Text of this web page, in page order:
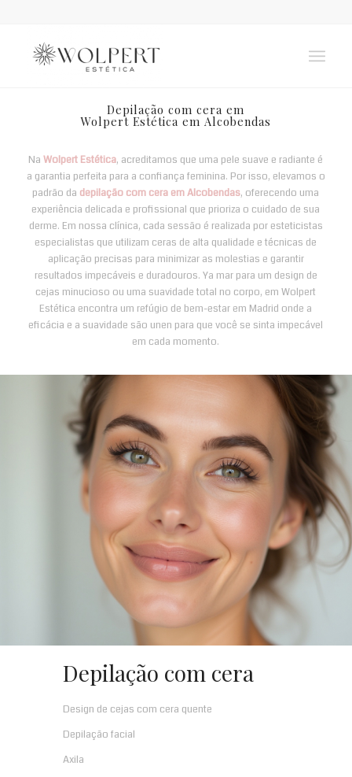
Depilação com cera em
Wolpert Estética em Alcobendas
NaWolpert Estética, acreditamos que uma pele suave e radiante é
a garantia perfeita para a confiança feminina. Por isso, elevamos o
padrão da depilação com cera em Alcobendas, oferecendo uma
experiência delicada e profissional que prioriza o cuidado de sua
derme. Em nossa clínica, cada sessão é realizada por esteticistas
especialistas que utilizam ceras de alta qualidade e técnicas de
aplicação precisas para minimizar as molestias e garantir
resultados impecáveis ​​e duradouros. Ya mar para um design de
cejas minucioso ou uma suavidade total no corpo, em Wolpert
Estética encontra um refúgio de bem-estar em Madrid onde a
eficácia e a suavidade são unen para que você se sinta impecável
em cada momento.
Depilação com cera
Design de cejas com cera quente
Depilação facial
Axila